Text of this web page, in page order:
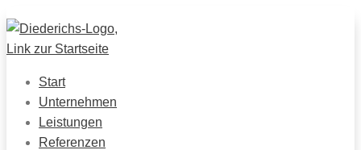
Start
Unternehmen
Leistungen
Referenzen